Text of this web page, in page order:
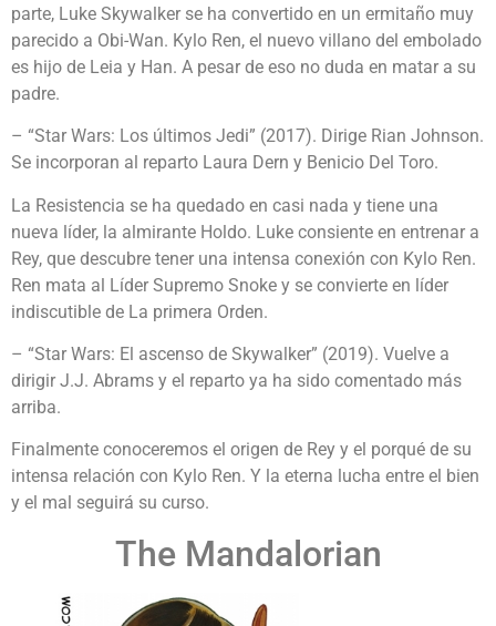
parte, Luke Skywalker se ha convertido en un ermitaño muy
parecido a Obi-Wan. Kylo Ren, el nuevo villano del embolado
es hijo de Leia y Han. A pesar de eso no duda en matar a su
padre.
– “Star Wars: Los últimos Jedi” (2017). Dirige Rian Johnson.
Se incorporan al reparto Laura Dern y Benicio Del Toro.
La Resistencia se ha quedado en casi nada y tiene una
nueva líder, la almirante Holdo. Luke consiente en entrenar a
Rey, que descubre tener una intensa conexión con Kylo Ren.
Ren mata al Líder Supremo Snoke y se convierte en líder
indiscutible de La primera Orden.
– “Star Wars: El ascenso de Skywalker” (2019). Vuelve a
dirigir J.J. Abrams y el reparto ya ha sido comentado más
arriba.
Finalmente conoceremos el origen de Rey y el porqué de su
intensa relación con Kylo Ren. Y la eterna lucha entre el bien
y el mal seguirá su curso.
The Mandalorian